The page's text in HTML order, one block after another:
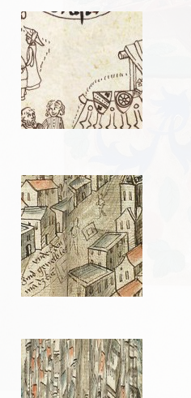
Impressions de fauconnerie
Test d’un sac de transport
L’abbaye de Tintern
Le pont de Monnow
Braies non cousues
Coiffe pour dames
Fabrication de pinceaux
LIENS
Liens des amis
CONTACT